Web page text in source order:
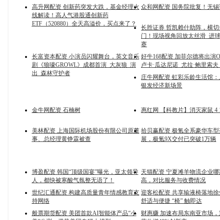
高升网配资 创新药突发大跌，基金经理火
线解读！高人气港股通创新药
ETF（520880）全天高溢价，买点来了？
众和网配资 国务院批复！无
长胜证券 哲凯赖什助阵，横
门！现场视角回放太丝滑_进
赛
长富资本配资 小演员闪耀舞台，英文音乐
剧《狼嚎GROWL》成都首演_大灰狼_演
出_森林守护者
好牛168配资 加菲尔德将出演
卢卡·瓜达尼诺_尤拉·鲍里索
庄牛网配资 虹彩乐龄生活馆
银发经济新场景
金牛网配资 石楠树 惠红网 【科教片】消灭家鼠 4
美林配资 上海国际机场股份有限公司原董
事、总经理黄铮霖被查
拾贝赢配资 极氪全系豪华车
展，极氪9X交付已突破1万辆
博盈配资 韩国“顶级国宴”曝光，亚太领导
人，都快被寒酸气氛整无语了！
天猫配资 宁夏滩羊物流企业
高，对比服务与收费情况
世纪汇通配资 构建高质量青年情感教育支
持网络
迎客松配资 共享输液椅落地
舒适与便捷 “椅” 触即达
般票期货配资 美团首款AI智能体产品“小
财惠赚 加速布局东南亚市场